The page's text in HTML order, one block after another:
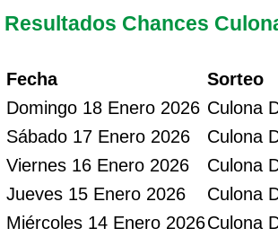
Resultados Chances
Fecha Sorteo
Domingo 18 Enero 2026 Culona
Sábado 17 Enero 2026
Culona
Viernes 16 Enero 2026
Culona
Jueves 15 Enero 2026
Culona
Miércoles 14 Enero 2026Culona